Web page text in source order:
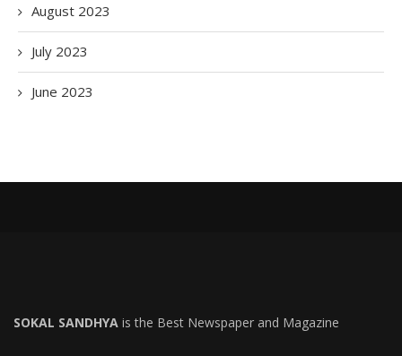
August 2023
July 2023
June 2023
SOKAL SANDHYA is the Best Newspaper and Magazine